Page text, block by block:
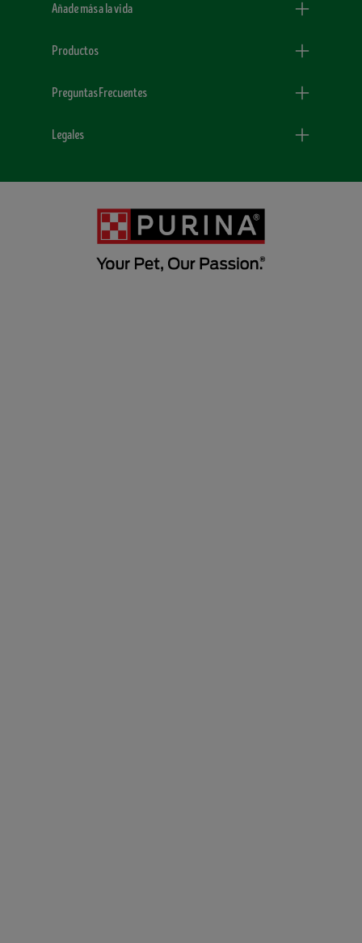
Añade más a la vida
Productos
Preguntas Frecuentes
Legales